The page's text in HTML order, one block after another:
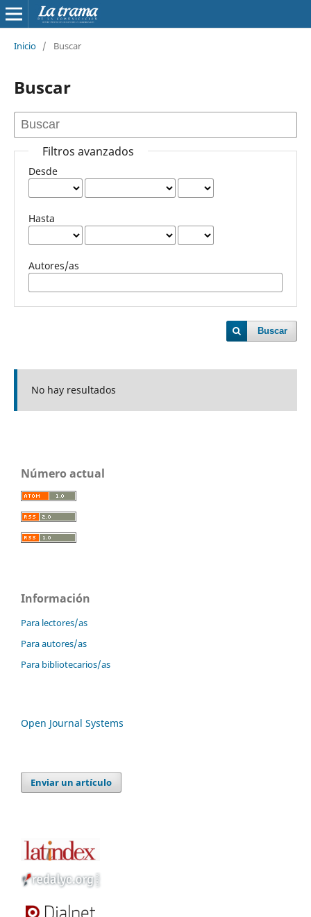
Inicio / Buscar
Buscar
Filtros avanzados
Desde
Hasta
Autores/as
Buscar
No hay resultados
Número actual
Información
Para lectores/as
Para autores/as
Para bibliotecarios/as
Open Journal Systems
Enviar un artículo